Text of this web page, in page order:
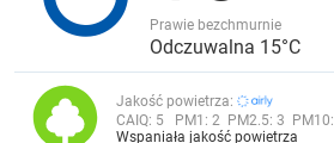
Prawie bezchmurnie
Odczuwalna 15°C
Jakość powietrza:
CAIQ: 5 PM1: 2 PM2.5: 3 PM10:
Wspaniała jakość powietrza